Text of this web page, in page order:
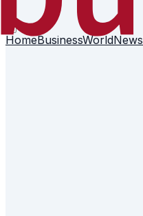
HomeBusinessWorldNews